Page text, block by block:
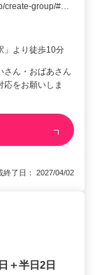
create-group/#…
」より徒歩10分
ん・おばあさん
応をお願いしま
了日： 2027/04/02
＋半日2日